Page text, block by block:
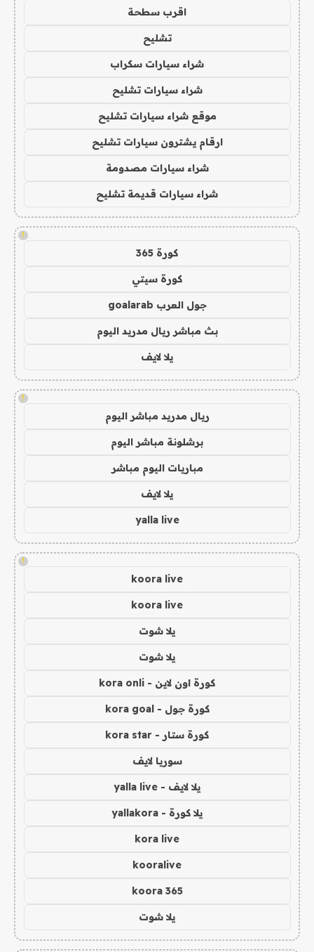
اقرب سطحة
تشليح
شراء سيارات سكراب
شراء سيارات تشليح
موقع شراء سيارات تشليح
ارقام يشترون سيارات تشليح
شراء سيارات مصدومة
شراء سيارات قديمة تشليح
!
كورة 365
كورة سيتي
جول العرب goalarab
بث مباشر ريال مدريد اليوم
يلا لايف
!
ريال مدريد مباشر اليوم
برشلونة مباشر اليوم
مباريات اليوم مباشر
يلا لايف
yalla live
!
koora live
koora live
يلا شوت
يلا شوت
كورة اون لاين - kora onli
كورة جول - kora goal
كورة ستار - kora star
سوريا لايف
يلا لايف - yalla live
يلا كورة - yallakora
kora live
kooralive
koora 365
يلا شوت